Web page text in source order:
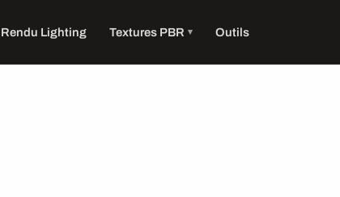
Rendu Lighting Textures PBR Outils